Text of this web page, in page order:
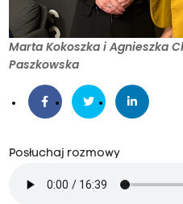
Marta Kokoszka i Agnieszka
Paszkowska
Posłuchaj rozmowy